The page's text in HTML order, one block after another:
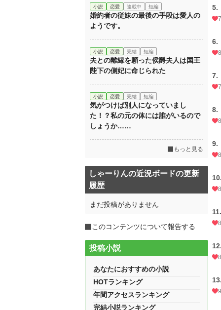
5.
6.
7.
8.
9.
10.
11.
12.
13.
小説 恋愛 連載中 短編
婚約者の従妹の最後の手段は愛人の
ようです。
小説 恋愛 完結 短編
夫との離縁を願った侯爵夫人は国王
陛下の側妃に命じられた
小説 恋愛 完結 短編
気がつけば別人になっていまし
た！？私の元の体には誰がいるので
しょうか……
もっと見る
しゃーりんの近況ボードの更新
履歴
まだ投稿がありません
このコンテンツについて報告する
投稿小説
あなたにおすすめの小説
HOTランキング
年間アクセスランキング
完結小説ランキング